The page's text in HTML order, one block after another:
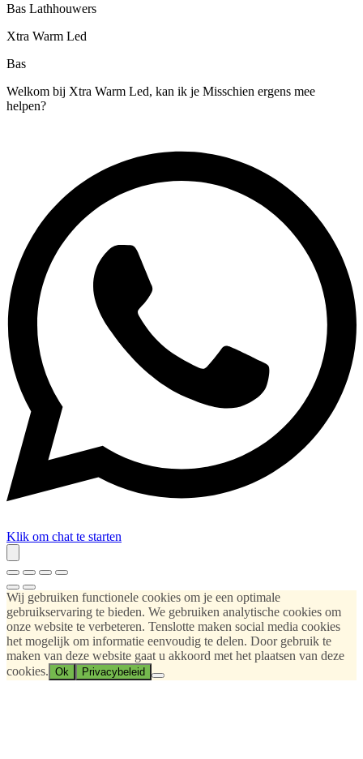
Bas Lathhouwers
Xtra Warm Led
Bas
Welkom bij Xtra Warm Led, kan ik je Misschien ergens mee
helpen?
Klik om chat te starten
Wij gebruiken functionele cookies om je een optimale
gebruikservaring te bieden. We gebruiken analytische cookies om
onze website te verbeteren. Tenslotte maken social media cookies
het mogelijk om informatie eenvoudig te delen. Door gebruik te
maken van deze website gaat u akkoord met het plaatsen van deze
cookies. Ok Privacybeleid